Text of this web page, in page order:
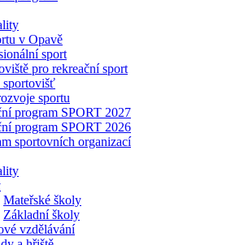
v Opavě
sport
pro rekreační sport
sportovišť
sportu
program SPORT 2027
program SPORT 2026
sportovních organizací
Mateřské školy
Základní školy
vzdělávání